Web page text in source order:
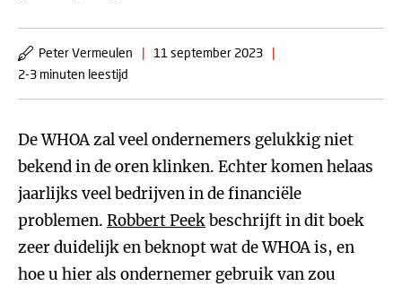
Peter Vermeulen | 11 september 2023
|
2-3 minuten leestijd
De WHOA zal veel ondernemers gelukkig niet
bekend in de oren klinken. Echter komen helaas
jaarlijks veel bedrijven in de financiële
problemen. Robbert Peekbeschrijft in dit boek
zeer duidelijk en beknopt wat de WHOA is, en
hoe u hier als ondernemer gebruik van zou